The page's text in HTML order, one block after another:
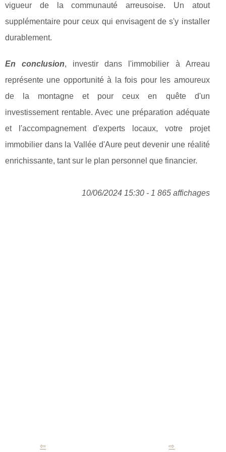
vigueur de la communauté arreusoise. Un atout
supplémentaire pour ceux qui envisagent de s'y installer
durablement.
En conclusion, investir dans l'immobilier à Arreau
représente une opportunité à la fois pour les amoureux
de la montagne et pour ceux en quête d'un
investissement rentable. Avec une préparation adéquate
et l'accompagnement d'experts locaux, votre projet
immobilier dans la Vallée d'Aure peut devenir une réalité
enrichissante, tant sur le plan personnel que financier.
10/06/2024 15:30 - 1 865 affichages